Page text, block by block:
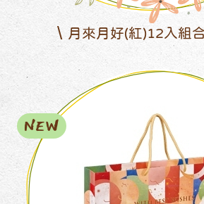
月來月好(紅)12入組
NEW